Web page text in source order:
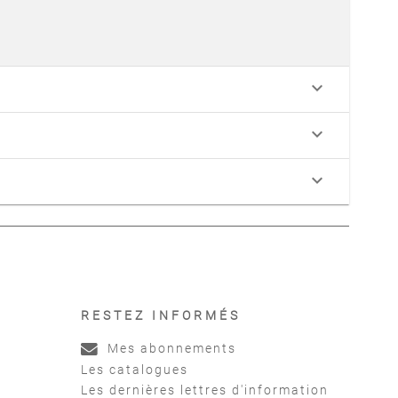
keyboard_arrow_down
keyboard_arrow_down
keyboard_arrow_down
RESTEZ INFORMÉS
Mes abonnements
Les catalogues
Les dernières lettres d'information